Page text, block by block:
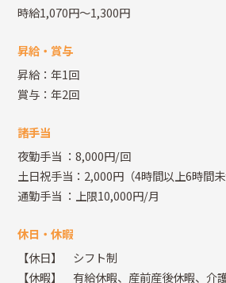
時給1,070円～1,300円
昇給・賞与
昇給：年1回
賞与：年2回
諸手当
夜勤手当 ：8,000円/回
土日祝手当：2,000円（4時間以上6時間未
通勤手当 ：上限10,000円/月
休日・休暇
【休日】 シフト制
【休暇】 有給休暇、産前産後休暇、介